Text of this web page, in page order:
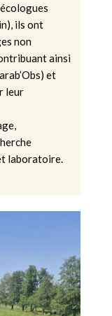
ils ont
non
ainsi
et
leur
laboratoire.